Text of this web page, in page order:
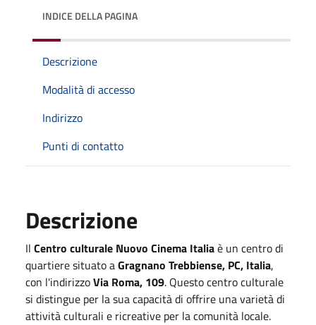
INDICE DELLA PAGINA
Descrizione
Modalità di accesso
Indirizzo
Punti di contatto
Descrizione
Il Centro culturale Nuovo Cinema Italiaè un centro di
quartiere situato aGragnano Trebbiense, PC, Italia,
con l'indirizzoVia Roma, 109. Questo centro culturale
si distingue per la sua capacità di offrire una varietà di
attività culturali e ricreative per la comunità locale.